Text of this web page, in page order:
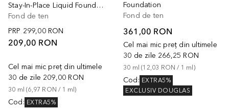
Stay-In-Place Liquid Foundation
Fond de ten
PRP 299,00 RON
209,00 RON
Cel mai mic preț din ultimele
30 de zile 209,00 RON
30 ml (6,97 RON / 1 ml)
Cod : EXTRA5%
Foundation
Fond de ten
361,00 RON
Cel mai mic preț din ultimele
30 de zile 266,25 RON
30 ml (12,03 RON / 1 ml )
Cod: EXTRA5%
EXCLUSIV DOUGLAS
+32